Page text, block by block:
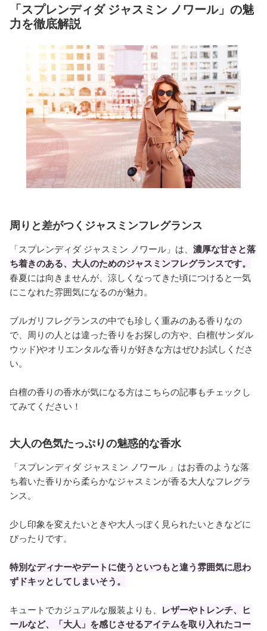
「スプレンディダ ジャスミン ノワール」の魅
力を徹底解説
周りと差がつくジャスミンフレグランス
「スプレンディダ ジャスミン ノワール」は、 濃厚な甘さと落
ち着きのある、大人のためのジャスミンフレグランスです。
春夏には向きませんが、涼しくなってきた頃につけると一気
にこなれた雰囲気になるのが魅力。
ブルガリフレグランスの中でも珍しく重みのある香りなの
で、周りの人とは違った香りをお探しの方や、白檀(サンダル
ウッド)やオリエンタルな香りが好きな方はぜひお試しくださ
い。
白檀の香りの香水が気になる方はこちらの記事もチェックし
てみてください！
大人の色気たっぷりの魅惑的な香水
「スプレンディダ ジャスミン ノワール 」はお香のような落
ち着いた香りから柔らかなジャスミンが香る大人なフレグラ
ンス。
少し印象を変えたいときや大人っぽく見られたいときなどに
ぴったりです。
特別なディナーやデートに使うといつもと違う雰囲気に思わ
ずドキッとしてしまいそう。
キュートでカジュアルな服装よりも、 レザーやトレンチ、ヒ
ールなど、「大人」を感じさせるアイテムを取り入れたコー